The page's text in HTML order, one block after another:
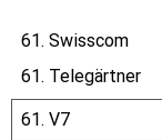
61. Swisscom
61. Telegärtner
61. V7